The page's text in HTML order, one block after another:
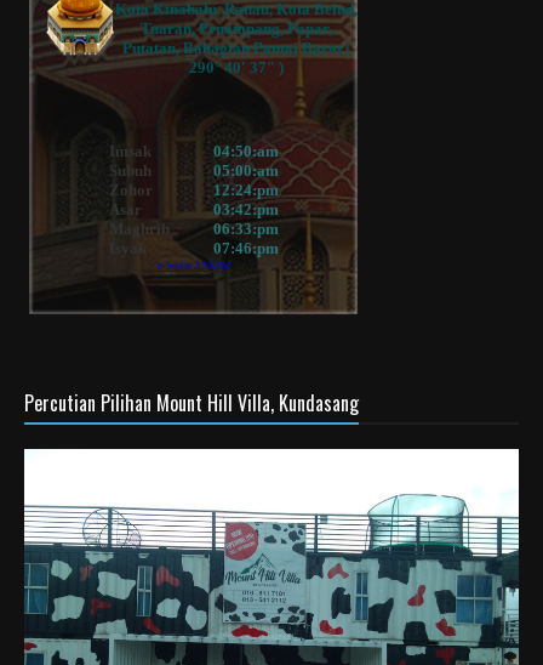
Percutian Pilihan Mount Hill Villa, Kundasang